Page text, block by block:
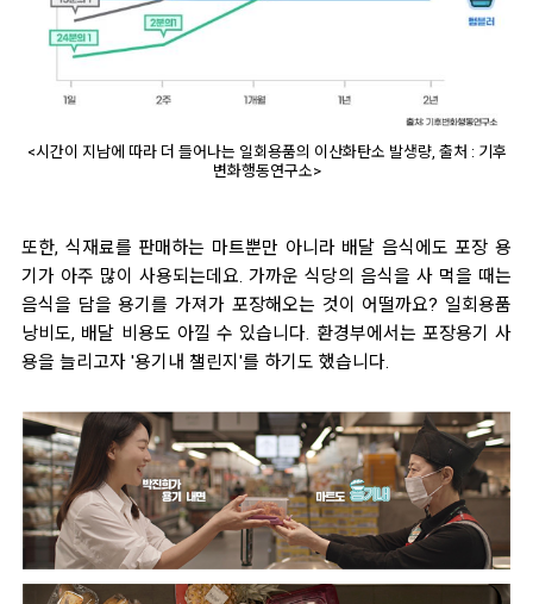
<시간이 지남에 따라 더 들어나는 일회용품의 이산화탄소 발생량, 출처 : 기후
변화행동연구소>
또한, 식재료를 판매하는 마트뿐만 아니라 배달 음식에도 포장 용
기가 아주 많이 사용되는데요. 가까운 식당의 음식을 사 먹을 때는
음식을 담을 용기를 가져가 포장해오는 것이 어떨까요? 일회용품
낭비도, 배달 비용도 아낄 수 있습니다. 환경부에서는 포장용기 사
용을 늘리고자 '용기내 챌린지'를 하기도 했습니다.